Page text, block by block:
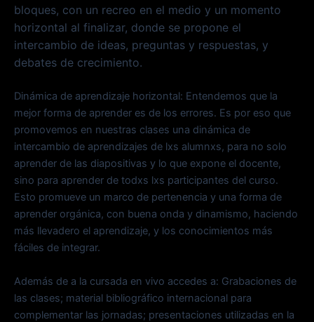
bloques, con un recreo en el medio y un momento
horizontal al finalizar, donde se propone el
intercambio de ideas, preguntas y respuestas, y
debates de crecimiento.
Dinámica de aprendizaje horizontal: Entendemos que la
mejor forma de aprender es de los errores. Es por eso que
promovemos en nuestras clases una dinámica de
intercambio de aprendizajes de lxs alumnxs, para no solo
aprender de las diapositivas y lo que expone el docente,
sino para aprender de todxs lxs participantes del curso.
Esto promueve un marco de pertenencia y una forma de
aprender orgánica, con buena onda y dinamismo, haciendo
más llevadero el aprendizaje, y los conocimientos más
fáciles de integrar.
Además de a la cursada en vivo accedes a: Grabaciones de
las clases; material bibliográfico internacional para
complementar las jornadas; presentaciones utilizadas en la